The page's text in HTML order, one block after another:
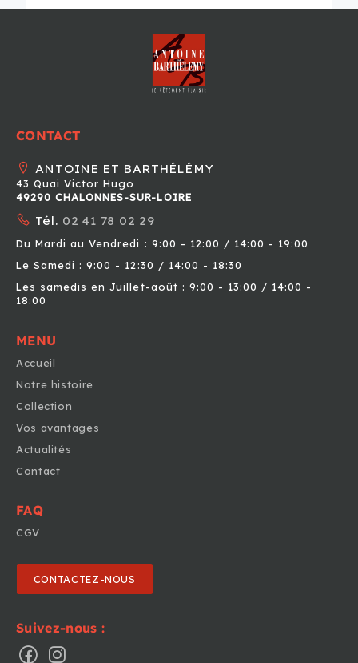
CONTACT
ANTOINE ET BARTHÉLÉMY
43 Quai Victor Hugo
49290 CHALONNES-SUR-LOIRE
Tél. 02 41 78 02 29
Du Mardi au Vendredi : 9:00 - 12:00 / 14:00 - 19:00
Le Samedi : 9:00 - 12:30 / 14:00 - 18:30
Les samedis en Juillet-août : 9:00 - 13:00 / 14:00 -
18:00
MENU
Accueil
Notre histoire
Collection
Vos avantages
Actualités
Contact
FAQ
CGV
CONTACTEZ-NOUS
Suivez-nous :